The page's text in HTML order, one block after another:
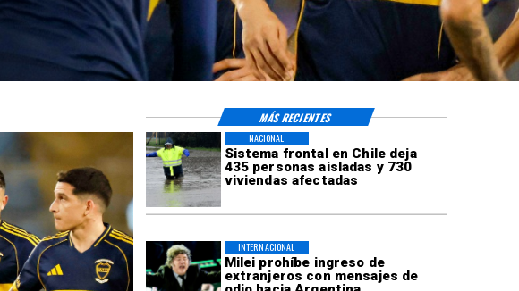
Sistema frontal en Chile deja
435 personas aisladas y 730
viviendas afectadas
NACIONAL
Milei prohíbe ingreso de
extranjeros con mensajes de
INTERNACIONAL
MÁS RECIENTES